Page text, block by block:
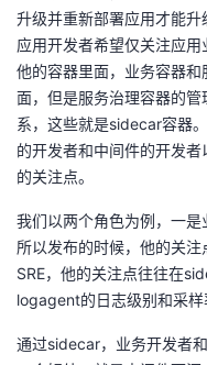
升级并重新部署应用才能升
应用开发者希望仅关注应
他的容器里面，业务容器
面，但是服务治理容器的
系，这些就是sidecar容器
的开发者和中间件的开发
的关注点。
我们以两个角色为例，一是
所以发布的时候，他的关
SRE，他的关注点往往在
logagent的日志级别和采样
通过sidecar，业务开发者